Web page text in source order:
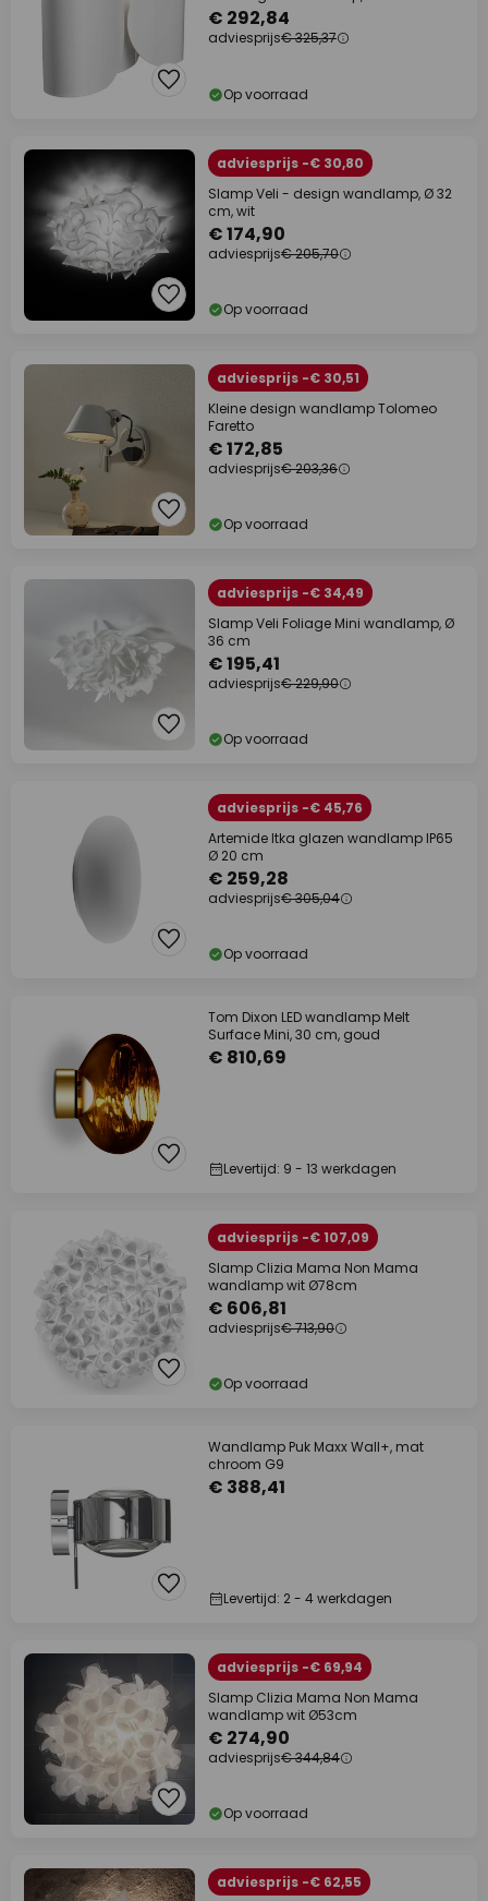
€ 292,84
adviesprijs€ 325,37
Op voorraad
adviesprijs -€ 30,80
Slamp Veli - design wandlamp, Ø 32
cm, wit
€ 174,90
adviesprijs€ 205,70
Op voorraad
adviesprijs -€ 30,51
Kleine design wandlamp Tolomeo
Faretto
€ 172,85
adviesprijs€ 203,36
Op voorraad
adviesprijs -€ 34,49
Slamp Veli Foliage Mini wandlamp, Ø
36 cm
€ 195,41
adviesprijs€ 229,90
Op voorraad
adviesprijs -€ 45,76
Artemide Itka glazen wandlamp IP65
Ø 20 cm
€ 259,28
adviesprijs€ 305,04
Op voorraad
Tom Dixon LED wandlamp Melt
Surface Mini, 30 cm, goud
€ 810,69
Levertijd: 9 - 13 werkdagen
adviesprijs -€ 107,09
Slamp Clizia Mama Non Mama
wandlamp wit Ø78cm
€ 606,81
adviesprijs€ 713,90
Op voorraad
Wandlamp Puk Maxx Wall+, mat
chroom G9
€ 388,41
Levertijd: 2 - 4 werkdagen
adviesprijs -€ 69,94
Slamp Clizia Mama Non Mama
wandlamp wit Ø53cm
€ 274,90
adviesprijs€ 344,84
Op voorraad
adviesprijs -€ 62,55